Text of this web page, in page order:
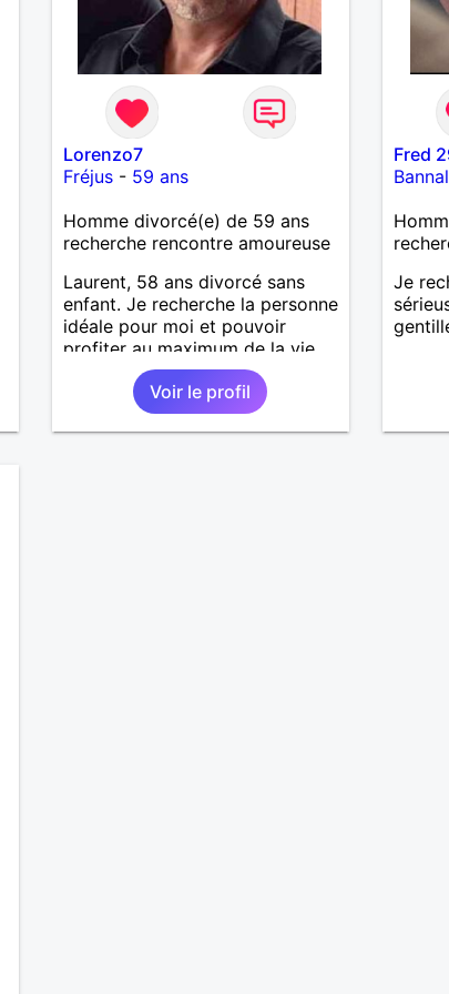
et
«
Mais
aura
je
tout
des
Lorenzo7
Fréjus- 59 ans
Homme divorcé(e) de 59 ans
recherche rencontre amoureuse
Laurent, 58 ans divorcé sans
enfant. Je recherche la personne
idéale pour moi et pouvoir
profiter au maximum de la vie
de couple
Voir le profil
Fred
Je